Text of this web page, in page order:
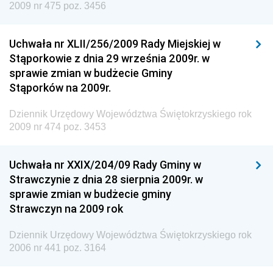
Dziennik Urzędowy Urzędu Patentowego
Dziennik Urzędowy Generalnej Dyrekcji Dróg
Krajowych i Autostrad
Dziennik Urzędowy Ministra Środowiska
Dziennik Urzędowy Ministra Edukacji
Dziennik Urzędowy Ministra Przemysłu
Dziennik Urzędowy Ministra Finansów i Gospodarki
Dziennik Urzędowy Ministra do Spraw Unii
Dziennik Urzędowy Agencji Wywiadu
2009 nr 475 poz. 3456
Uchwała nr XLII/256/2009 Rady Miejskiej w
Stąporkowie z dnia 29 września 2009r. w
sprawie zmian w budżecie Gminy
Stąporków na 2009r.
Dziennik Urzędowy Województwa Świętokrzyskiego rok
2009 nr 474 poz. 3453
Uchwała nr XXIX/204/09 Rady Gminy w
Strawczynie z dnia 28 sierpnia 2009r. w
sprawie zmian w budżecie gminy
Strawczyn na 2009 rok
Dziennik Urzędowy Województwa Świętokrzyskiego rok
2006 nr 441 poz. 3164